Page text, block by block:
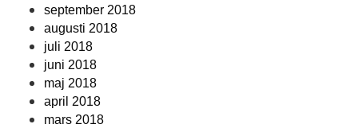
september 2018
augusti 2018
juli 2018
juni 2018
maj 2018
april 2018
mars 2018